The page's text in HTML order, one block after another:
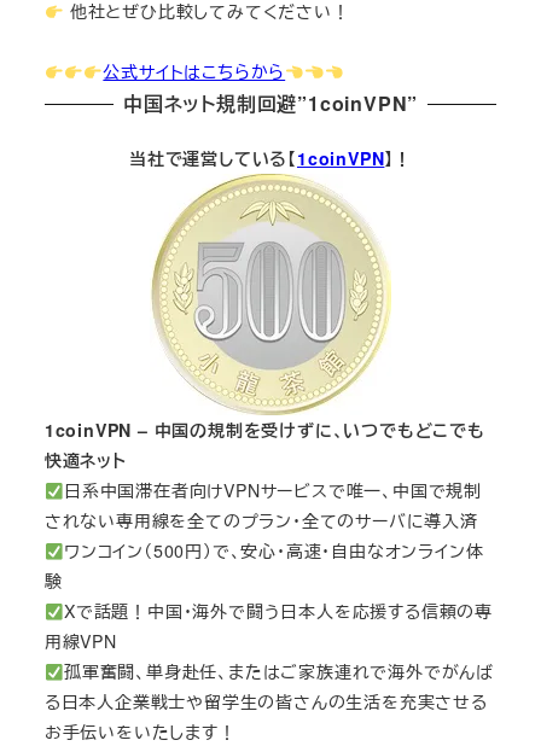
他社とぜひ比較してみてください！
公式サイトはこちらから
中国ネット規制回避”1coinVPN”
当社で運営している【1coinVPN】！
1coinVPN – 中国の規制を受けずに、いつでもどこでも
快適ネット
日系中国滞在者向けVPNサービスで唯一、中国で規制
されない専用線を全てのプラン・全てのサーバに導入済
ワンコイン（500円）で、安心・高速・自由なオンライン体
験
Xで話題！中国・海外で闘う日本人を応援する信頼の専
用線VPN
孤軍奮闘、単身赴任、またはご家族連れで海外でがんば
る日本人企業戦士や留学生の皆さんの生活を充実させる
お手伝いをいたします！